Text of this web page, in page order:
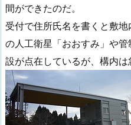
間ができたのだ。
受付で住所氏名を書くと敷
の人工衛星「おおすみ」や
設が点在しているが、構内は